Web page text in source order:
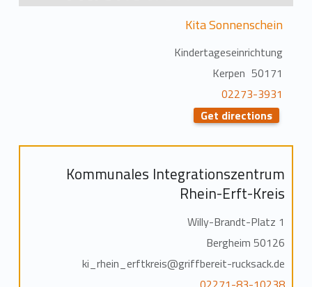
Kita Sonnenschein
Kindertageseinrichtung
50171 Kerpen
02273-3931
Get directions
Kommunales Integrationszentrum
Rhein-Erft-Kreis
Willy-Brandt-Platz 1
50126 Bergheim
ki_rhein_erftkreis@griffbereit-rucksack.de